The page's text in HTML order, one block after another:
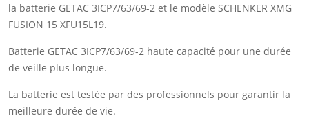
la batterie GETAC 3ICP7/63/69-2 et le modèle SCHENKER XMG
FUSION 15 XFU15L19.
Batterie GETAC 3ICP7/63/69-2 haute capacité pour une durée
de veille plus longue.
La batterie est testée par des professionnels pour garantir la
meilleure durée de vie.